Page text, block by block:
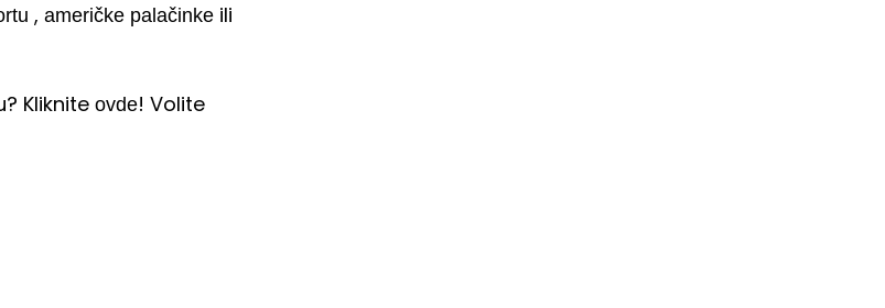
, američke palačinke ili
Kliknite ovde! Volite